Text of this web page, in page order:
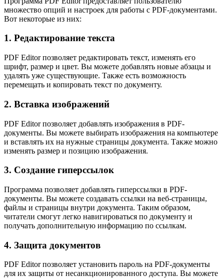
множество опций и настроек для работы с PDF-документами.
Вот некоторые из них:
1. Редактирование текста
PDF Editor позволяет редактировать текст, изменять его
шрифт, размер и цвет. Вы можете добавлять новые абзацы и
удалять уже существующие. Также есть возможность
перемещать и копировать текст по документу.
2. Вставка изображений
PDF Editor позволяет добавлять изображения в PDF-
документы. Вы можете выбирать изображения на компьютере
и вставлять их на нужные страницы документа. Также можно
изменять размер и позицию изображения.
3. Создание гиперссылок
Программа позволяет добавлять гиперссылки в PDF-
документы. Вы можете создавать ссылки на веб-страницы,
файлы и страницы внутри документа. Таким образом,
читатели смогут легко навигироваться по документу и
получать дополнительную информацию по ссылкам.
4. Защита документов
PDF Editor позволяет установить пароль на PDF-документы
для их защиты от несанкционированного доступа. Вы можете